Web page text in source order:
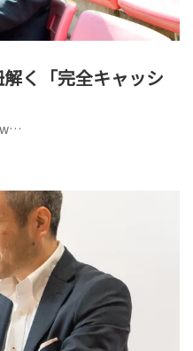
解く「完全キャッシ